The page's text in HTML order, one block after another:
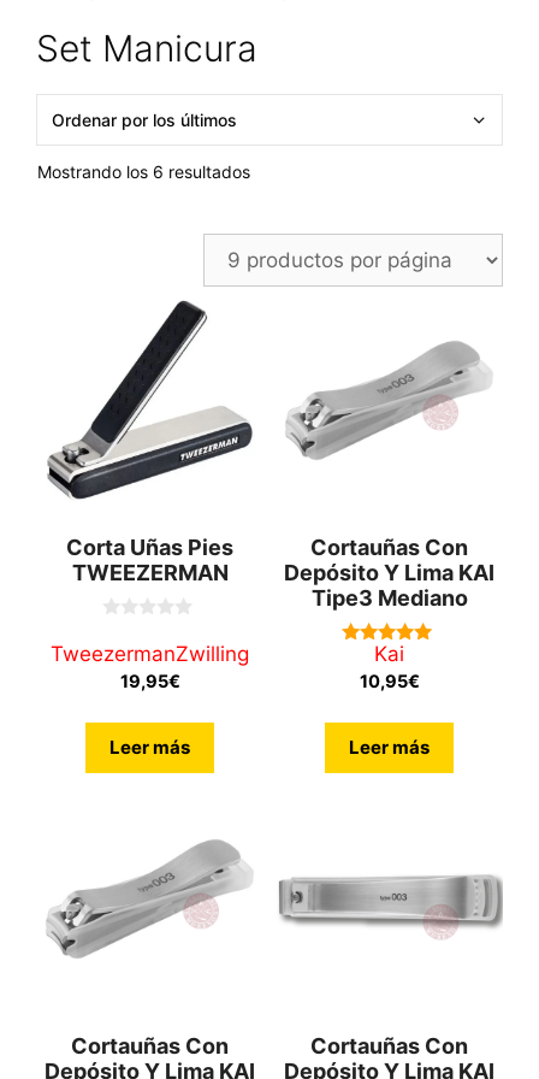
Set Manicura
Mostrando los 6 resultadosOrdenado
Corta Uñas Pies
TWEEZERMAN
d
e
TweezermanZwilling
19,95€
Leer más
Cortauñas Con
Depósito Y Lima KAI
Tipe3 Mediano
5.00
de 5
Kai
10,95€
Leer más
Cortauñas Con
Depósito Y Lima KAI
Cortauñas Con
Depósito Y Lima KAI